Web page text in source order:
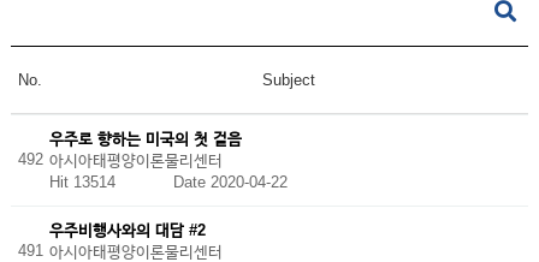
No. Subject
492
우주로 향하는 미국의 첫 걸음
아시아태평양이론물리센터
Hit 13514 Date 2020-04-22
491
우주비행사와의 대담 #2
아시아태평양이론물리센터